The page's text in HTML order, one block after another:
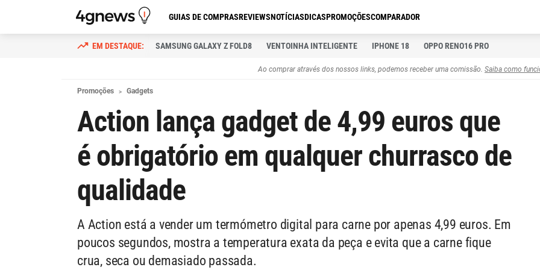
GUIAS DE COMPRASREVIEWSNOTÍCIASDICASPROMOÇÕESCOMPARADOR
SAMSUNG GALAXY Z FOLD8 VENTOINHA INTELIGENTE IPHONE 18 OPPO RENO16 PRO
Ao comprar através dos nossos links, podemos receber uma comissão. Saiba como
Promoções Gadgets
Action lança gadget de 4,99 euros que
é obrigatório em qualquer churrasco de
qualidade
A Action está a vender um termómetro digital para carne por apenas 4,99 euros. Em
poucos segundos, mostra a temperatura exata da peça e evita que a carne fique
crua, seca ou demasiado passada.